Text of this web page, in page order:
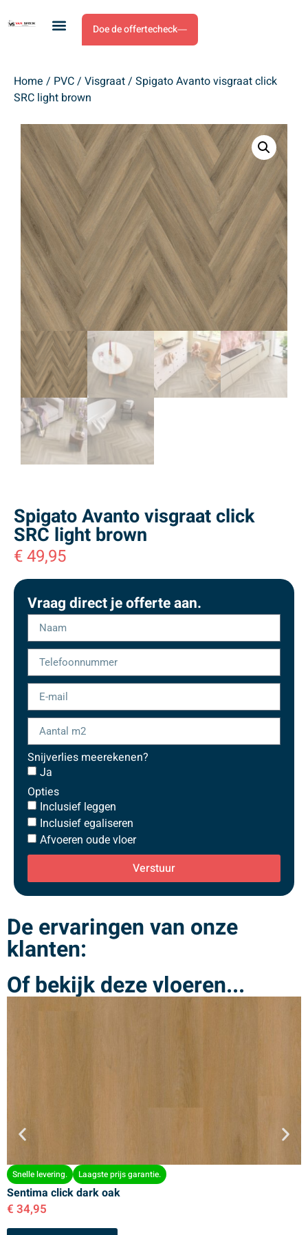
Doe de offertecheck
Home / PVC/ Visgraat/ Spigato Avanto visgraat click
SRC light brown
Spigato Avanto visgraat click
SRC light brown
€49,95
Vraag direct je offerte aan.
Snijverlies meerekenen?
Ja
Opties
Inclusief leggen
Inclusief egaliseren
Afvoeren oude vloer
Verstuur
De ervaringen van onze
klanten:
Of bekijk deze vloeren...
Snelle levering. Laagste prijs garantie.
Sentima click dark oak
€ 34,95